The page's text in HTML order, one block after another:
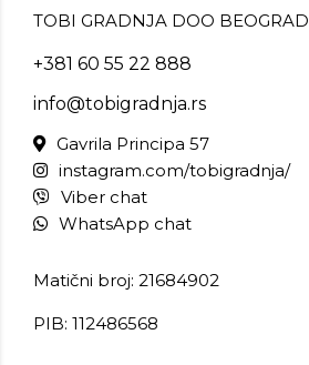
TOBI GRADNJA DOO BEOGRAD
+381 60 55 22 888
info@tobigradnja.rs
Gavrila Principa 57
instagram.com/tobigradnja/
Viber chat
WhatsApp chat
Matični broj: 21684902
PIB: 112486568